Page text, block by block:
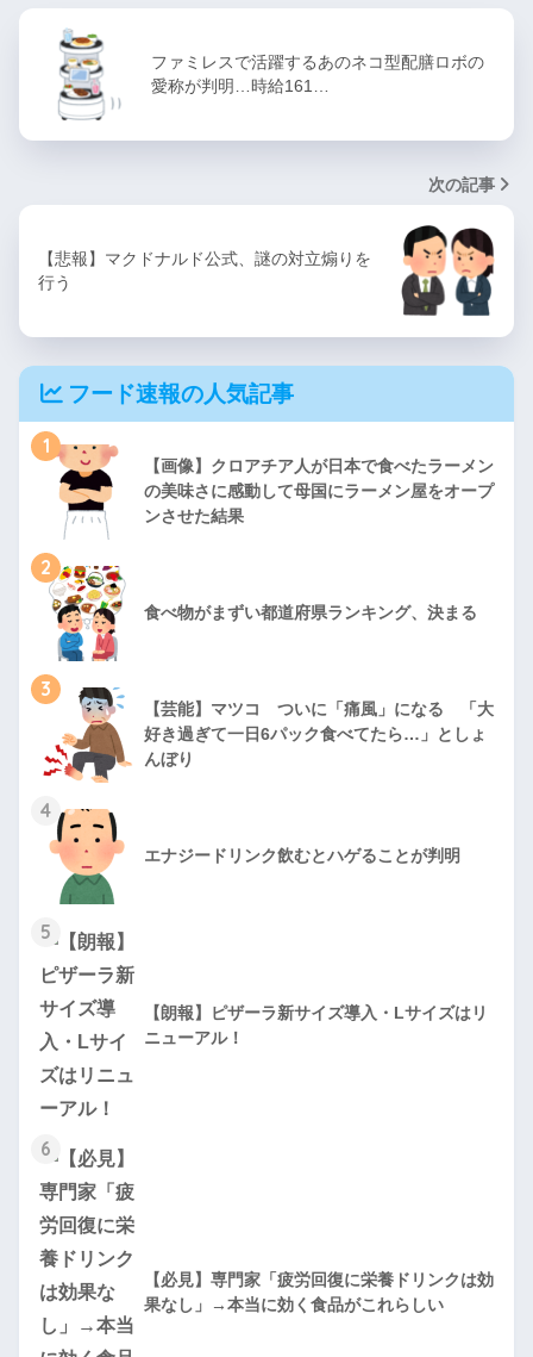
ファミレスで活躍するあのネコ型配膳ロボの
愛称が判明…時給161…
次の記事
【悲報】マクドナルド公式、謎の対立煽りを
行う
フード速報の人気記事
1
【画像】クロアチア人が日本で食べたラーメン
の美味さに感動して母国にラーメン屋をオープ
ンさせた結果
2
食べ物がまずい都道府県ランキング、決まる
3
【芸能】マツコ ついに「痛風」になる 「大
好き過ぎて一日6パック食べてたら…」としょ
んぼり
4
エナジードリンク飲むとハゲることが判明
5
【朗報】ピザーラ新サイズ導入・Lサイズはリ
ニューアル！
6
【必見】専門家「疲労回復に栄養ドリンクは効
果なし」→本当に効く食品がこれらしい